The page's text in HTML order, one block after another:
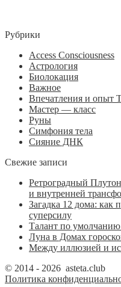
Рубрики
Access Consciousness
Астрология
Биолокация
Важное
Впечатления и опыт
Мастер — класс
Руны
Симфония тела
Сияние ДНК
Свежие записи
Ретроградный
и внутренней
Загадка 12 дома: как
суперсилу
Талант по
Луна в Домах
Между иллюзией и
© 2014 - 2026 asteta.club
Политика